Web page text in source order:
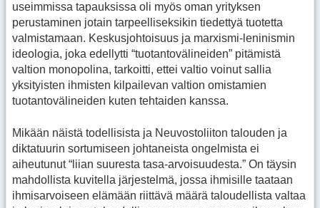
useimmissa tapauksissa oli myös oman yrityksen
perustaminen jotain tarpeelliseksikin tiedettyä tuotetta
valmistamaan. Keskusjohtoisuus ja marxismi-leninismin
ideologia, joka edellytti “tuotantovälineiden” pitämistä
valtion monopolina, tarkoitti, ettei valtio voinut sallia
yksityisten ihmisten kilpailevan valtion omistamien
tuotantovälineiden kuten tehtaiden kanssa.
Mikään näistä todellisista ja Neuvostoliiton talouden ja
diktatuurin sortumiseen johtaneista ongelmista ei
aiheutunut “liian suuresta tasa-arvoisuudesta.” On täysin
mahdollista kuvitella järjestelmä, jossa ihmisille taataan
ihmisarvoiseen elämään riittävä määrä taloudellista valtaa